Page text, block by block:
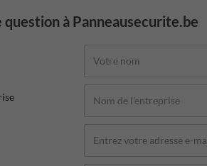
à Panneausecurite.be